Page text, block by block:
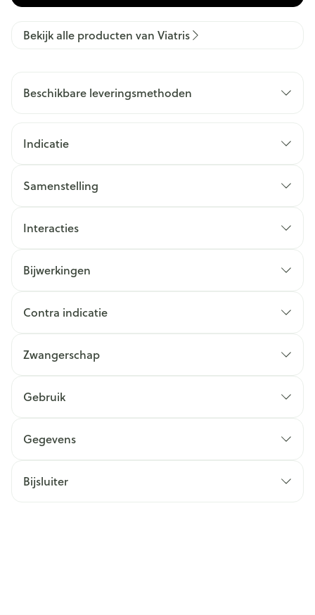
Bekijk alle producten van Viatris
Beschikbare leveringsmethoden
Indicatie
Samenstelling
Interacties
Bijwerkingen
Contra indicatie
Zwangerschap
Gebruik
Gegevens
Bijsluiter